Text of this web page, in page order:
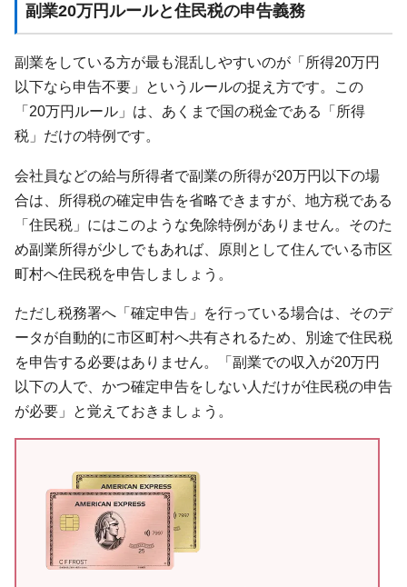
副業20万円ルールと住民税の申告義務
副業をしている方が最も混乱しやすいのが「所得20万円
以下なら申告不要」というルールの捉え方です。この
「20万円ルール」は、あくまで国の税金である「所得
税」だけの特例です。
会社員などの給与所得者で副業の所得が20万円以下の場
合は、所得税の確定申告を省略できますが、地方税である
「住民税」にはこのような免除特例がありません。そのた
め副業所得が少しでもあれば、原則として住んでいる市区
町村へ住民税を申告しましょう。
ただし税務署へ「確定申告」を行っている場合は、そのデ
ータが自動的に市区町村へ共有されるため、別途で住民税
を申告する必要はありません。「副業での収入が20万円
以下の人で、かつ確定申告をしない人だけが住民税の申告
が必要」と覚えておきましょう。